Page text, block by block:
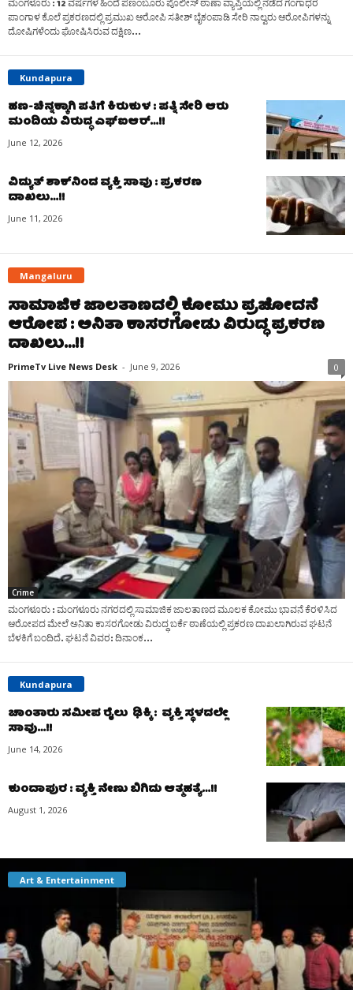
ಮಂಗಳೂರು : 12 ವರ್ಷಗಳ ಹಿಂದೆ ಪಣಂಬೂರು ಪೊಲೀಸ್ ಠಾಣಾ ವ್ಯಾಪ್ತಿಯಲ್ಲಿ ನಡೆದ ಗಂಗಾಧರ
ಪಾಂಗಾಳ ಕೊಲೆ ಪ್ರಕರಣದಲ್ಲಿ ಪ್ರಮುಖ ಆರೋಪಿ ಸತೀಶ್ ಬೈಕಂಪಾಡಿ ಸೇರಿ ನಾಲ್ವರು ಆರೋಪಿಗಳನ್ನು
ದೋಷಿಗಳೆಂದು ಘೋಷಿಸಿರುವ ದಕ್ಷಿಣ...
Kundapura
ಹಣ-ಚಿನ್ನಕ್ಕಾಗಿ ಪತಿಗೆ ಕಿರುಕುಳ : ಪತ್ನಿ ಸೇರಿ ಆರು
ಮಂದಿಯ ವಿರುದ್ಧ ಎಫ್‌ಐಆರ್…!!
June 12, 2026
ವಿದ್ಯುತ್‌ ಶಾಕ್‌ನಿಂದ ವ್ಯಕ್ತಿ ಸಾವು : ಪ್ರಕರಣ
ದಾಖಲು…!!
June 11, 2026
Mangaluru
ಸಾಮಾಜಿಕ ಜಾಲತಾಣದಲ್ಲಿ ಕೋಮು ಪ್ರಚೋದನೆ
ಆರೋಪ : ಅನಿತಾ ಕಾಸರಗೋಡು ವಿರುದ್ಧ ಪ್ರಕರಣ
ದಾಖಲು…!!
PrimeTv Live News Desk - June 9, 2026 0
Crime
ಮಂಗಳೂರು : ಮಂಗಳೂರು ನಗರದಲ್ಲಿ ಸಾಮಾಜಿಕ ಜಾಲತಾಣದ ಮೂಲಕ ಕೋಮು ಭಾವನೆ ಕೆರಳಿಸಿದ
ಆರೋಪದ ಮೇಲೆ ಅನಿತಾ ಕಾಸರಗೋಡು ವಿರುದ್ಧ ಬರ್ಕೆ ಠಾಣೆಯಲ್ಲಿ ಪ್ರಕರಣ ದಾಖಲಾಗಿರುವ ಘಟನೆ
ಬೆಳಕಿಗೆ ಬಂದಿದೆ. ಘಟನೆ ವಿವರ: ದಿನಾಂಕ...
Kundapura
ಚಾಂತಾರು ಸಮೀಪ ರೈಲು ಢಿಕ್ಕಿ : ವ್ಯಕ್ತಿ ಸ್ಥಳದಲ್ಲೇ
ಸಾವು…!!
June 14, 2026
ಕುಂದಾಪುರ : ವ್ಯಕ್ತಿ ನೇಣು ಬಿಗಿದು ಆತ್ಮಹತ್ಯೆ…!!
August 1, 2026
Art & Entertainment